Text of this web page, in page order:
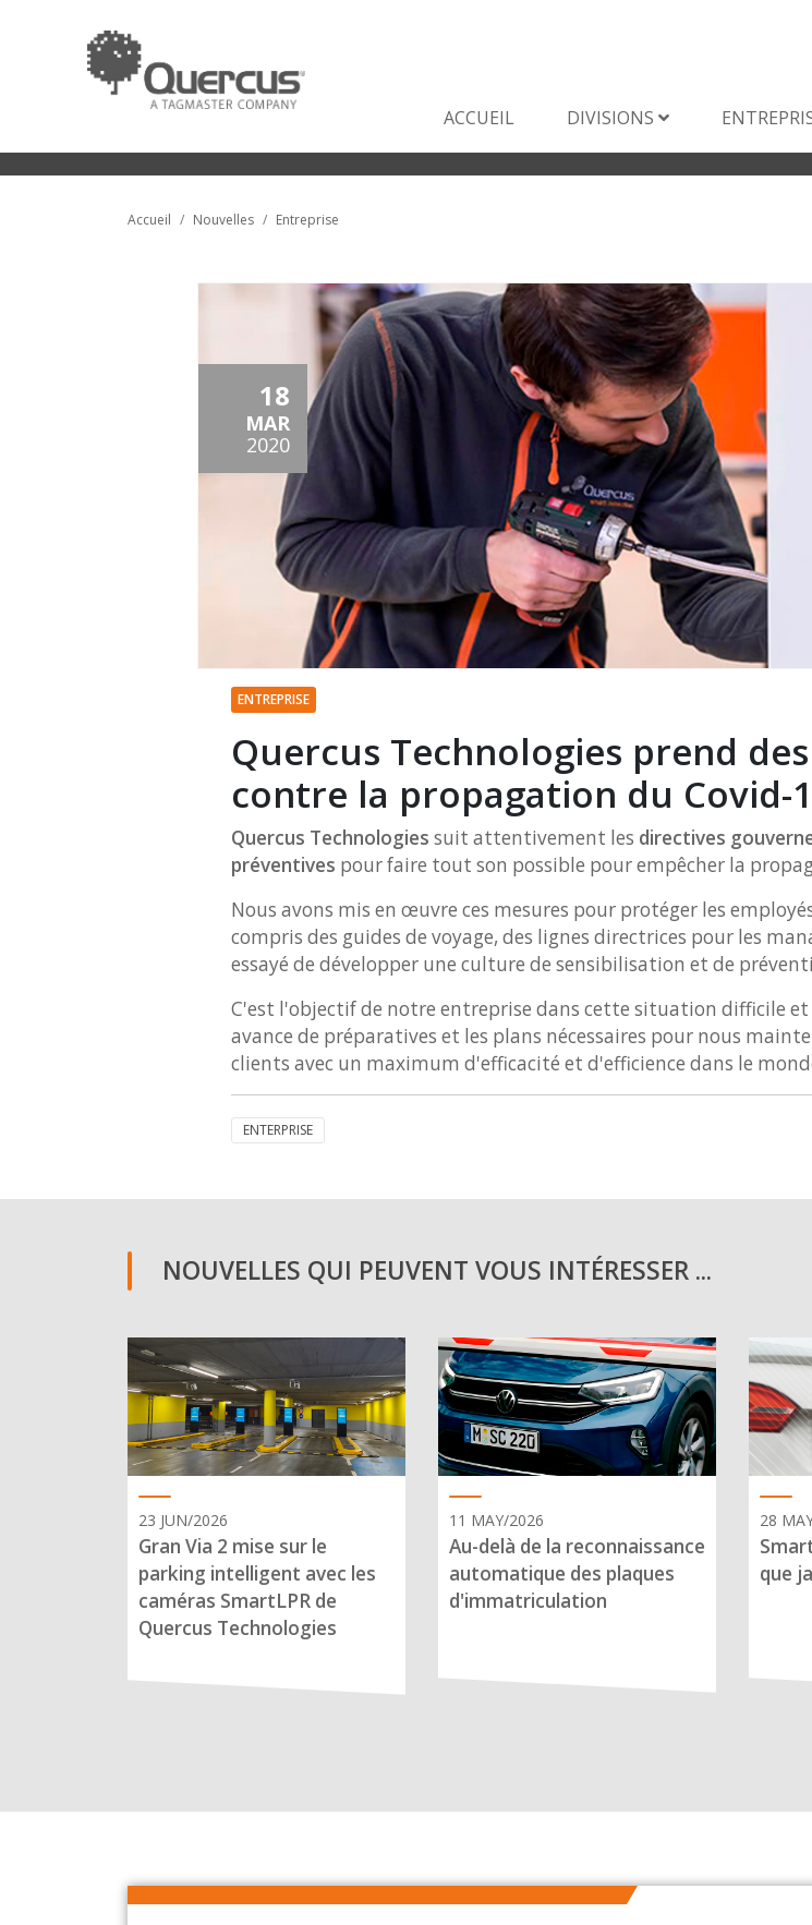
ACCUEIL DIVISIONS
Accueil Nouvelles Entreprise
18
MAR
2020
ENTREPRISE
Quercus Technologies prend
contre la propagation du Covid-
Quercus Technologies suit attentivement les directives
préventives pour faire tout son possible pour empêcher la
Nous avons mis en œuvre ces mesures pour protéger les
compris des guides de voyage, des lignes directrices pour les
essayé de développer une culture de sensibilisation et de
C'est l'objectif de notre entreprise dans cette situation difficile et
avance de préparatives et les plans nécessaires pour nous
clients avec un maximum d'efficacité et d'efficience dans le
ENTERPRISE
NOUVELLES QUI PEUVENT VOUS INTÉRESSER ...
23 JUN/2026
Gran Via 2 mise sur le
parking intelligent avec les
caméras SmartLPR de
Quercus Technologies
11 MAY/2026
Au-delà de la reconnaissance
automatique des plaques
d'immatriculation
28
que